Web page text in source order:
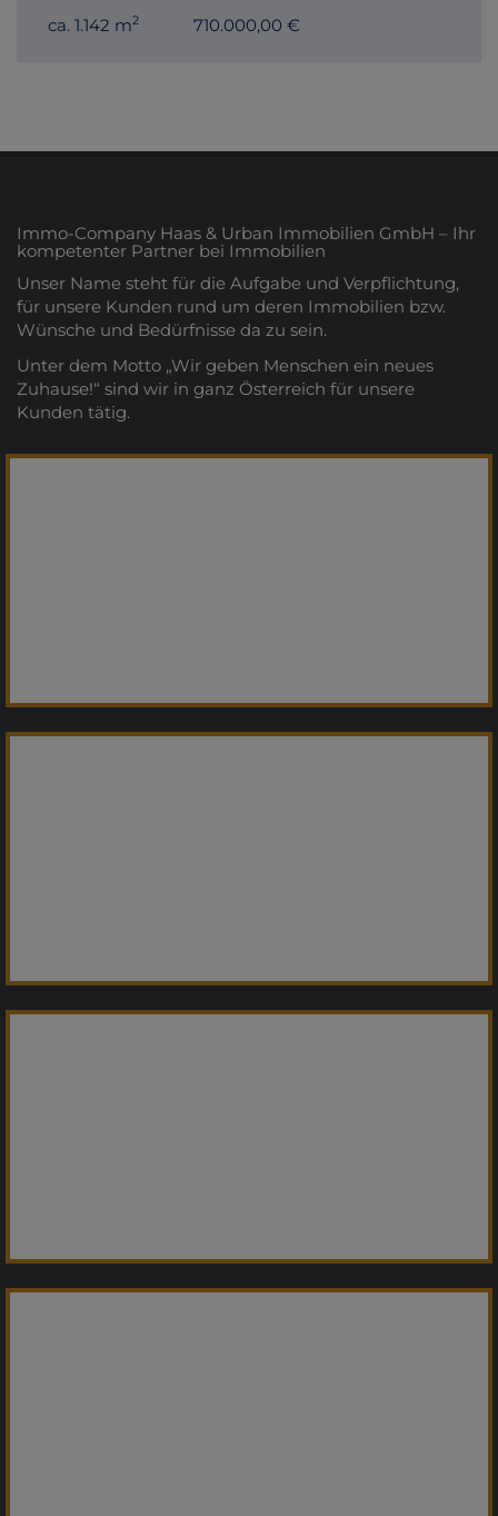
ca. 1.142 m2
710.000,00 €
Immo-Company Haas & Urban Immobilien GmbH – Ihr
kompetenter Partner bei Immobilien
Unser Name steht für die Aufgabe und Verpflichtung,
für unsere Kunden rund um deren Immobilien bzw.
Wünsche und Bedürfnisse da zu sein.
Unter dem Motto „Wir geben Menschen ein neues
Zuhause!“ sind wir in ganz Österreich für unsere
Kunden tätig.